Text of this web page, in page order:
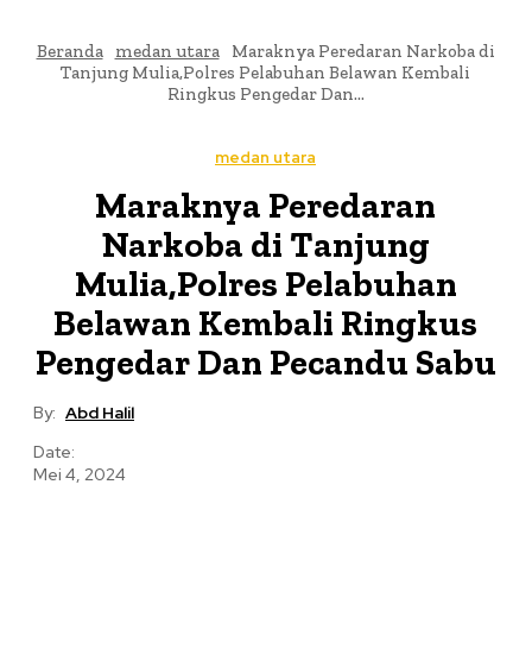
Beranda medan utara
Maraknya Peredaran Narkoba di
Tanjung Mulia,Polres Pelabuhan Belawan Kembali
Ringkus Pengedar Dan...
medan utara
Maraknya Peredaran
Narkoba di Tanjung
Mulia,Polres Pelabuhan
Belawan Kembali Ringkus
Pengedar Dan Pecandu Sabu
By: Abd Halil
Date:
Mei 4, 2024